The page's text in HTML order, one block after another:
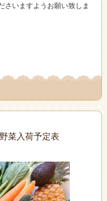
いますようお願い致しま
菜入荷予定表